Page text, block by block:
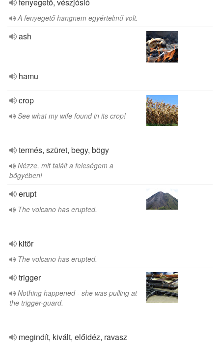
A fenyegető hangnem egyértelmű volt.
ash
hamu
crop
See what my wife found in its crop!
termés, szüret, begy, bögy
Nézze, mit talált a feleségem a
bögyében!
erupt
The volcano has erupted.
kitör
The volcano has erupted.
trigger
Nothing happened - she was pulling at
the trigger-guard.
megindít, kivált, előidéz, ravasz